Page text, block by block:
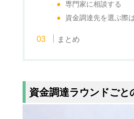
専門家に相談する
資金調達先を選ぶ際
まとめ
資金調達ラウンドごと